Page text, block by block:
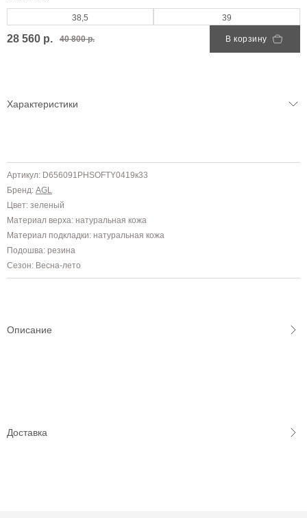
38,5 39
28 560 р. 40 800 р. В корзину
Характеристики
Артикул: D656091PHSOFTY0419к33
Бренд: AGL
Цвет: зеленый
Материал верха: натуральная кожа
Материал подкладки: натуральная кожа
Подошва: резина
Сезон: Весна-лето
Описание
Доставка